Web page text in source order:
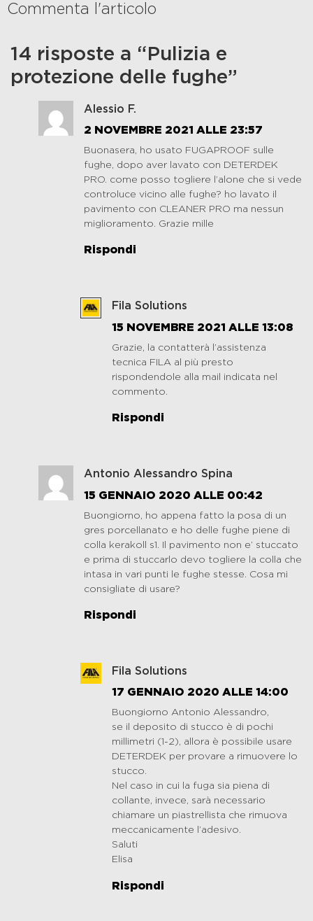
Commenta l'articolo
14 risposte a “Pulizia e
protezione delle fughe”
Alessio F.
2 NOVEMBRE 2021 ALLE 23:57
Buonasera, ho usato FUGAPROOF sulle
fughe, dopo aver lavato con DETERDEK
PRO. come posso togliere l’alone che si vede
controluce vicino alle fughe? ho lavato il
pavimento con CLEANER PRO ma nessun
miglioramento. Grazie mille
Rispondi
Fila Solutions
15 NOVEMBRE 2021 ALLE 13:08
Grazie, la contatterà l’assistenza
tecnica FILA al più presto
rispondendole alla mail indicata nel
commento.
Rispondi
Antonio Alessandro Spina
15 GENNAIO 2020 ALLE 00:42
Buongiorno, ho appena fatto la posa di un
gres porcellanato e ho delle fughe piene di
colla kerakoll s1. Il pavimento non e’ stuccato
e prima di stuccarlo devo togliere la colla che
intasa in vari punti le fughe stesse. Cosa mi
consigliate di usare?
Rispondi
Fila Solutions
17 GENNAIO 2020 ALLE 14:00
Buongiorno Antonio Alessandro,
se il deposito di stucco è di pochi
millimetri (1-2), allora è possibile usare
DETERDEK per provare a rimuovere lo
stucco.
Nel caso in cui la fuga sia piena di
collante, invece, sarà necessario
chiamare un piastrellista che rimuova
meccanicamente l’adesivo.
Saluti
Elisa
Rispondi